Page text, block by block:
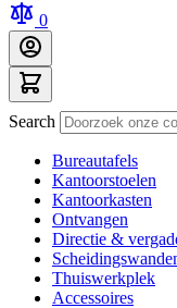
0
Search
Bureautafels
Kantoorstoelen
Kantoorkasten
Ontvangen
Directie &
Thuiswerkplek
Accessoires